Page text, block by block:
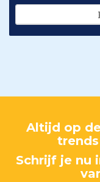
Altijd op
Schrijf je nu